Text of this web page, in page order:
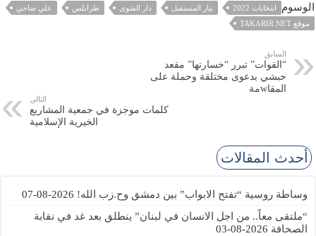
الوسوم انتخابات 2022 تيار المستقبل دار الفتوى طرابلس
علي ضاحي
موقع TAKARIR.NET
السابق
“القوات” تبرر “خسارتها” مقعد
حبشي بدعوى مختلقة وحملة على
المقاwمة
التالي
كلمات موجزة في جمعية المشاريع
الخيرية الإسلامية
أحدث المقالات
وساطة روسية “تفتح الابواب” بين دمشق وح.زب الله! 2026-08-07
“ملتقى معاً.. من اجل الانسان في لبنان” ينطلق بعد غد في نقابة
الصحافة 2026-08-03